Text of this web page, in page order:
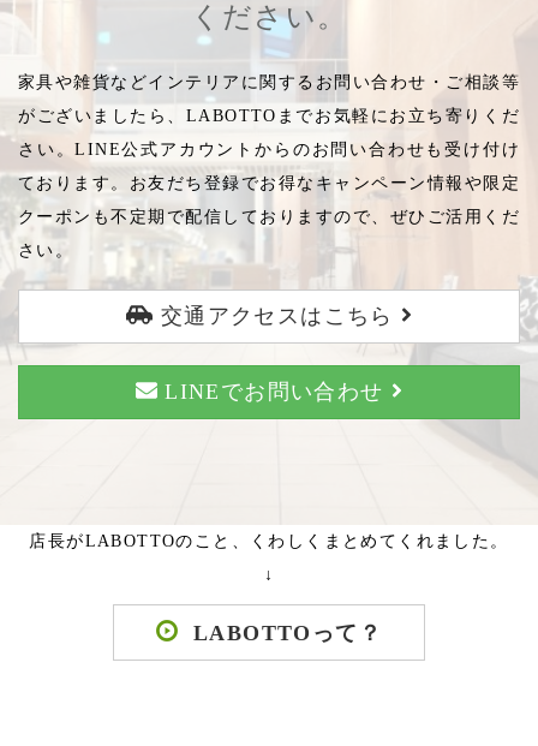
ください。
家具や雑貨などインテリアに関するお問い合わせ・ご相談等
がございましたら、LABOTTOまでお気軽にお立ち寄りくだ
さい。LINE公式アカウントからのお問い合わせも受け付け
ております。お友だち登録でお得なキャンペーン情報や限定
クーポンも不定期で配信しておりますので、ぜひご活用くだ
さい。
交通アクセスはこちら
LINEでお問い合わせ
店長がLABOTTOのこと、くわしくまとめてくれました。
↓
LABOTTOって？